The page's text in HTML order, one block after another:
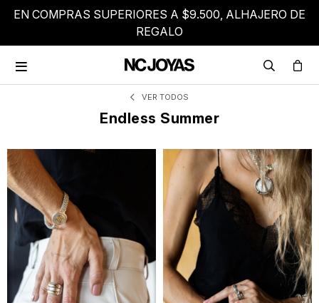
EN COMPRAS SUPERIORES A $9.500, ALHAJERO DE
REGALO

VER TODOS
Endless Summer